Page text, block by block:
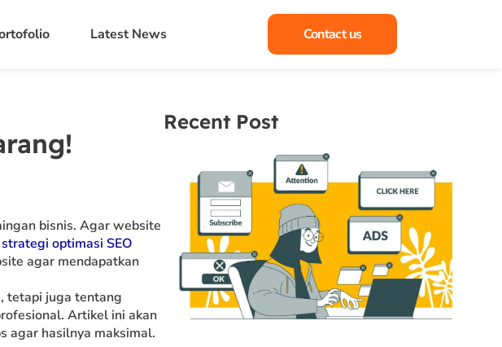
Latest News Contact us
bisnis. Agar website
strategi optimasi SEO
agar mendapatkan
tetapi juga tentang
Artikel ini akan
agar hasilnya maksimal.
Recent Post